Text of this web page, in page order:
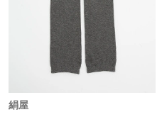
絹屋